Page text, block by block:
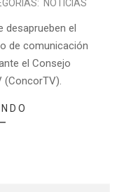
NOTICIAS
desaprueben el
de comunicación
el Consejo
(ConcorTV).